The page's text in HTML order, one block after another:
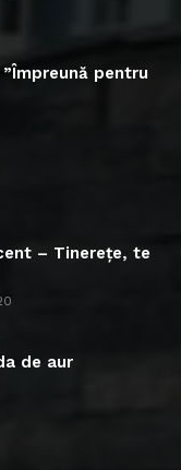
pentru
– Tinerețe, te
de aur